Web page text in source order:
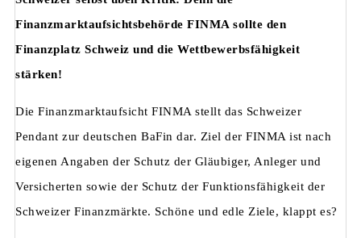
Finanzmarktaufsichtsbehörde FINMA sollte den
Finanzplatz Schweiz und die Wettbewerbsfähigkeit
stärken!
Die Finanzmarktaufsicht FINMA stellt das Schweizer
Pendant zur deutschen BaFin dar. Ziel der FINMA ist nach
eigenen Angaben der Schutz der Gläubiger, Anleger und
Versicherten sowie der Schutz der Funktionsfähigkeit der
Schweizer Finanzmärkte. Schöne und edle Ziele, klappt es?